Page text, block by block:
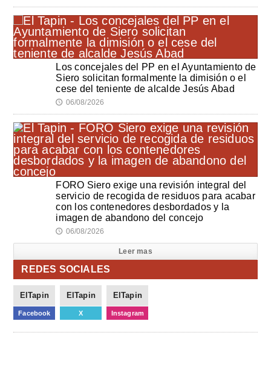
Los concejales del PP en el Ayuntamiento de
Siero solicitan formalmente la dimisión o el
cese del teniente de alcalde Jesús Abad
🕔 06/08/2026
FORO Siero exige una revisión integral del
servicio de recogida de residuos para acabar
con los contenedores desbordados y la
imagen de abandono del concejo
🕔 06/08/2026
Leer mas
REDES SOCIALES
ElTapin
Facebook
ElTapin
X
ElTapin
Instagram